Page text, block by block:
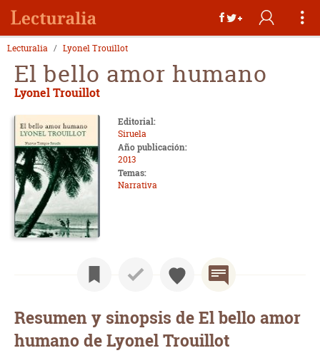
Lecturalia Lyonel Trouillot
El bello amor humano
Lyonel Trouillot
Editorial:
Siruela
Año publicación:
2013
Temas:
Narrativa
Resumen y sinopsis de El bello amor
humano de Lyonel Trouillot